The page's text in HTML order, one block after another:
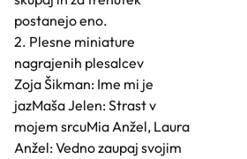
postanejo eno.
2. Plesne miniature
nagrajenih plesalcev
Zoja Šikman: Ime mi je
jazMaša Jelen: Strast v
mojem srcuMia Anžel, Laura
Anžel: Vedno zaupaj svojim